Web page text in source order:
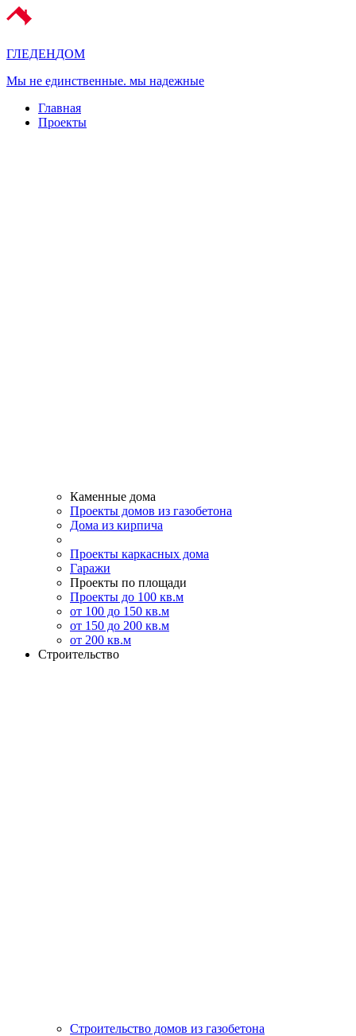
ГЛЕДЕНДОМ
Мы не единственные. мы надежные
Главная
Проекты
Каменные дома
Проекты домов из газобетона
Дома из кирпича
Проекты каркасных дома
Гаражи
Проекты по площади
Проекты до 100 кв.м
от 100 до 150 кв.м
от 150 до 200 кв.м
от 200 кв.м
Строительство
Строительство домов из газобетона